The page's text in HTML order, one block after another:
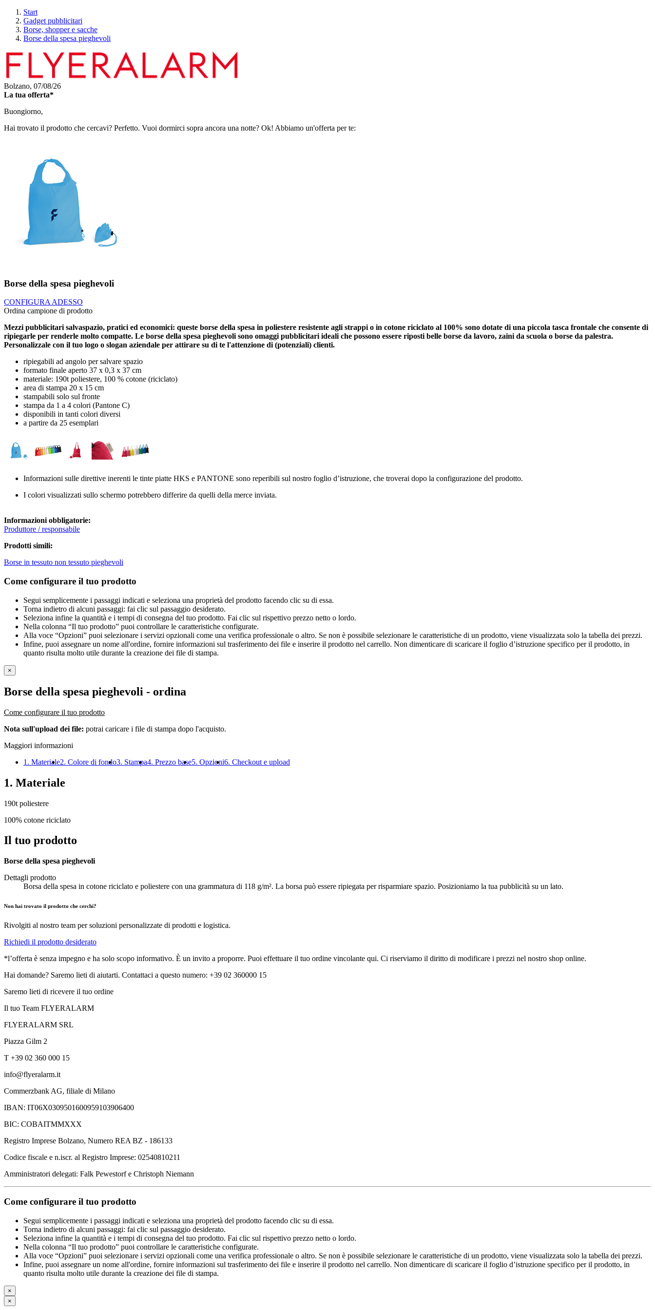
Start
Gadget pubblicitari
Borse, shopper e sacche
Borse della spesa pieghevoli
Bolzano, 07/08/26
La tua offerta*
Buongiorno,
Hai trovato il prodotto che cercavi? Perfetto. Vuoi dormirci sopra ancora una notte? Ok! Abbiamo un'offerta per te:
Borse della spesa pieghevoli
CONFIGURA ADESSO
Ordina campione di prodotto
Mezzi pubblicitari salvaspazio, pratici ed economici: queste borse della spesa in poliestere resistente agli strappi o in cotone riciclato al 100% sono dotate di una piccola tasca frontale che consente di
ripiegarle per renderle molto compatte. Le borse della spesa pieghevoli sono omaggi pubblicitari ideali che possono essere riposti belle borse da lavoro, zaini da scuola o borse da palestra.
Personalizzale con il tuo logo o slogan aziendale per attirare su di te l'attenzione di (potenziali) clienti.
ripiegabili ad angolo per salvare spazio
formato finale aperto 37 x 0,3 x 37 cm
materiale: 190t poliestere, 100 % cotone (riciclato)
area di stampa 20 x 15 cm
stampabili solo sul fronte
stampa da 1 a 4 colori (Pantone C)
disponibili in tanti colori diversi
a partire da 25 esemplari
Informazioni sulle direttive inerenti le tinte piatte HKS e PANTONE sono reperibili sul nostro foglio d’istruzione, che troverai dopo la configurazione del prodotto.
I colori visualizzati sullo schermo potrebbero differire da quelli della merce inviata.
Informazioni obbligatorie:
Produttore / responsabile
Prodotti simili:
Borse in tessuto non tessuto pieghevoli
Come configurare il tuo prodotto
Segui semplicemente i passaggi indicati e seleziona una proprietà del prodotto facendo clic su di essa.
Torna indietro di alcuni passaggi: fai clic sul passaggio desiderato.
Seleziona infine la quantità e i tempi di consegna del tuo prodotto. Fai clic sul rispettivo prezzo netto o lordo.
Nella colonna “Il tuo prodotto” puoi controllare le caratteristiche configurate.
Alla voce “Opzioni” puoi selezionare i servizi opzionali come una verifica professionale o altro. Se non è possibile selezionare le caratteristiche di un prodotto, viene visualizzata solo la tabella dei prezzi.
Infine, puoi assegnare un nome all'ordine, fornire informazioni sul trasferimento dei file e inserire il prodotto nel carrello. Non dimenticare di scaricare il foglio d’istruzione specifico per il prodotto, in
quanto risulta molto utile durante la creazione dei file di stampa.
×
Borse della spesa pieghevoli - ordina
Come configurare il tuo prodotto
Nota sull'upload dei file: potrai caricare i file di stampa dopo l'acquisto.
Maggiori informazioni
1. Materiale2. Colore di fondo3. Stampa4. Prezzo base5. Opzioni6. Checkout e upload
1. Materiale
190t poliestere
100% cotone riciclato
Il tuo prodotto
Borse della spesa pieghevoli
Dettagli prodotto
Borsa della spesa in cotone riciclato e poliestere con una grammatura di 118 g/m². La borsa può essere ripiegata per risparmiare spazio. Posizioniamo la tua pubblicità su un lato.
Non hai trovato il prodotto che cerchi?
Rivolgiti al nostro team per soluzioni personalizzate di prodotti e logistica.
Richiedi il prodotto desiderato
*l’offerta è senza impegno e ha solo scopo informativo. È un invito a proporre. Puoi effettuare il tuo ordine vincolante qui. Ci riserviamo il diritto di modificare i prezzi nel nostro shop online.
Hai domande? Saremo lieti di aiutarti. Contattaci a questo numero: +39 02 360000 15
Saremo lieti di ricevere il tuo ordine
Il tuo Team FLYERALARM
FLYERALARM SRL
Piazza Gilm 2
T +39 02 360 000 15
info@flyeralarm.it
Commerzbank AG, filiale di Milano
IBAN: IT06X0309501600959103906400
BIC: COBAITMMXXX
Registro Imprese Bolzano, Numero REA BZ - 186133
Codice fiscale e n.iscr. al Registro Imprese: 02540810211
Amministratori delegati: Falk Pewestorf e Christoph Niemann
Come configurare il tuo prodotto
Segui semplicemente i passaggi indicati e seleziona una proprietà del prodotto facendo clic su di essa.
Torna indietro di alcuni passaggi: fai clic sul passaggio desiderato.
Seleziona infine la quantità e i tempi di consegna del tuo prodotto. Fai clic sul rispettivo prezzo netto o lordo.
Nella colonna “Il tuo prodotto” puoi controllare le caratteristiche configurate.
Alla voce “Opzioni” puoi selezionare i servizi opzionali come una verifica professionale o altro. Se non è possibile selezionare le caratteristiche di un prodotto, viene visualizzata solo la tabella dei prezzi.
Infine, puoi assegnare un nome all'ordine, fornire informazioni sul trasferimento dei file e inserire il prodotto nel carrello. Non dimenticare di scaricare il foglio d’istruzione specifico per il prodotto, in
quanto risulta molto utile durante la creazione dei file di stampa.
×
×